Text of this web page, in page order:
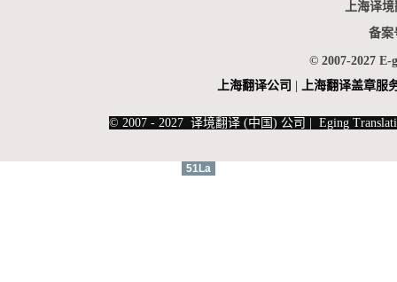
上海译
备案
© 2007-2027 E-
上海翻译公司 上海翻译盖章服
© 2007 - 2027 译境翻译 (中国) 公司 | Eging
51La